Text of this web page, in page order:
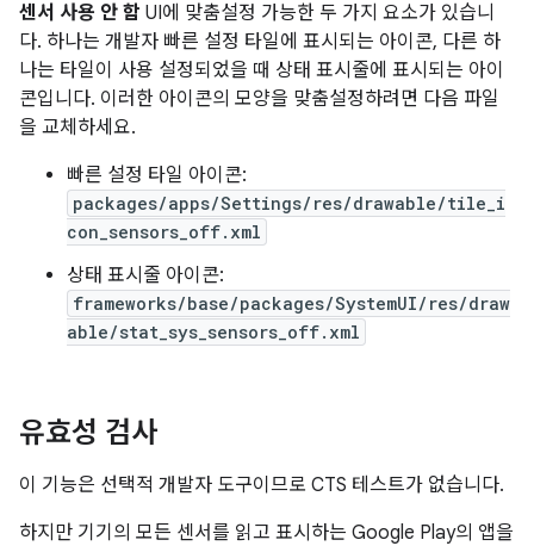
센서 사용 안 함 UI에 맞춤설정 가능한 두 가지 요소가 있습니
다. 하나는 개발자 빠른 설정 타일에 표시되는 아이콘, 다른 하
나는 타일이 사용 설정되었을 때 상태 표시줄에 표시되는 아이
콘입니다. 이러한 아이콘의 모양을 맞춤설정하려면 다음 파일
을 교체하세요.
빠른 설정 타일 아이콘:
packages/apps/Settings/res/drawable/tile_i
con_sensors_off.xml
상태 표시줄 아이콘:
frameworks/base/packages/SystemUI/res/draw
able/stat_sys_sensors_off.xml
유효성 검사
이 기능은 선택적 개발자 도구이므로 CTS 테스트가 없습니다.
하지만 기기의 모든 센서를 읽고 표시하는 Google Play의 앱을